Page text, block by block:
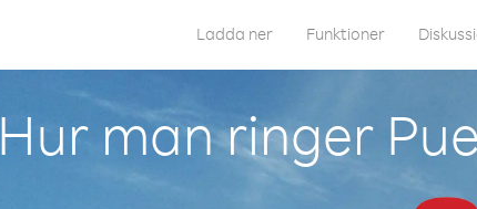
Ladda ner Funktioner
Hur man ringer